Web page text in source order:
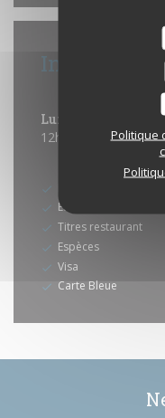
Politique
Infos
Lun
12h00 - 02h30 •
Eurocard/Mastercard
Titres restaurant
Espèces
Visa
Carte Bleue